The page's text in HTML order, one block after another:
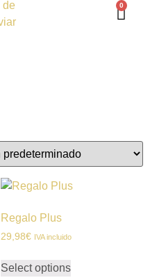
0
Regalo Plus
29,98€ IVA incluido
Select options